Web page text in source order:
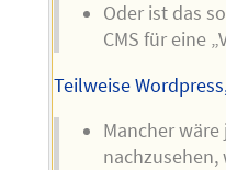
Oder ist das
CMS für eine
Teilweise
Mancher
nachzusehen,